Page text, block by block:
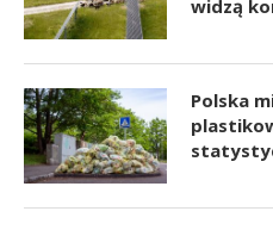
widzą
Polska